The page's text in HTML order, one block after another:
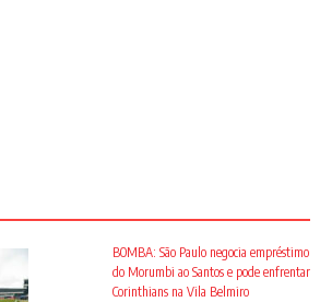
BOMBA: São Paulo negocia empréstimo
do Morumbi ao Santos e pode enfrentar
Corinthians na Vila Belmiro